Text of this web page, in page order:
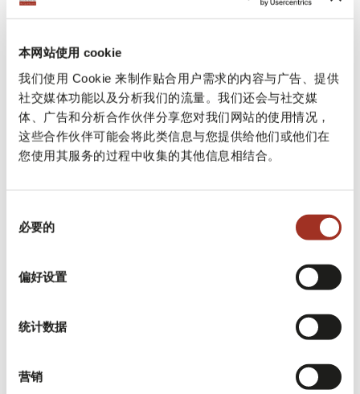
本网站使用 cookie
我们使用 Cookie 来制作贴合用户需求的内容与广告、提供
社交媒体功能以及分析我们的流量。我们还会与社交媒
体、广告和分析合作伙伴分享您对我们网站的使用情况，
这些合作伙伴可能会将此类信息与您提供给他们或他们在
您使用其服务的过程中收集的其他信息相结合。
必要的
偏好设置
统计数据
营销
二次机会，或将二手材料整合到自己的生产
中。这一举措具体体现了工业共生的概念，
并使企业能够通过智能管理废弃材料来生成
和分享价值。Multi-Lab 不仅是一个分析和测
试中心，它还支持企业生态设计和推广循环
经济文化。此外，它还充当一个互动实验
室，不仅受到 ITS 和 IFTS 课程的学员欢迎，
最近，Centrocot 将其经验用于 Ecotess 项目，
该项目于2024年5月启动并于2025年中期结
束。这是一个由商会和卡里普洛基金会支持
协会、民间社会参与。目标是在瓦雷泽省的